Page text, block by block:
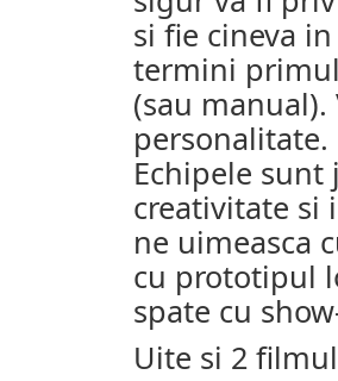
si fie cineva
termini
(sau
personalitate.
Echipele
creativitate si
ne uimeasca
cu prototipul
spate cu
Uite si 2